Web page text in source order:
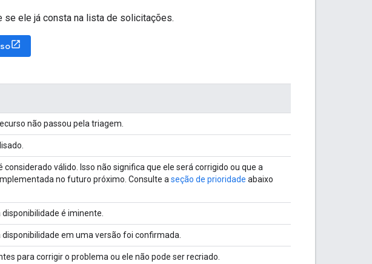
se ele já consta na lista de solicitações.
não passou pela triagem.
considerado válido. Isso não significa que ele será corrigido ou que a
no futuro próximo. Consulte a seção de prioridade abaixo
é iminente.
em uma versão foi confirmada.
para corrigir o problema ou ele não pode ser recriado.